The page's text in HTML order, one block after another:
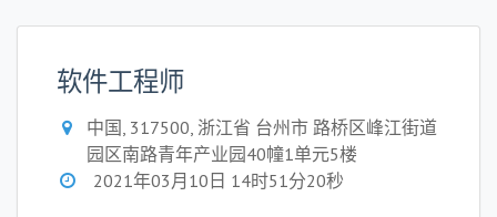
软件工程师
中国, 317500, 浙江省 台州市 路桥区峰江街道
园区南路青年产业园40幢1单元5楼
2021年03月10日 14时51分20秒